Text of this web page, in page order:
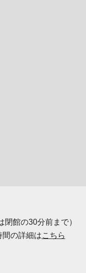
閉館の30分前まで）
の詳細はこちら